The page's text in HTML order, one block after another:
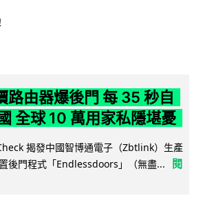
路由器爆後門 每 35 秒自
全球 10 萬用家私隱堪憂
揭發中國智博通電子（Zbtlink）生產
後門程式「Endlessdoors」（無盡...
閱